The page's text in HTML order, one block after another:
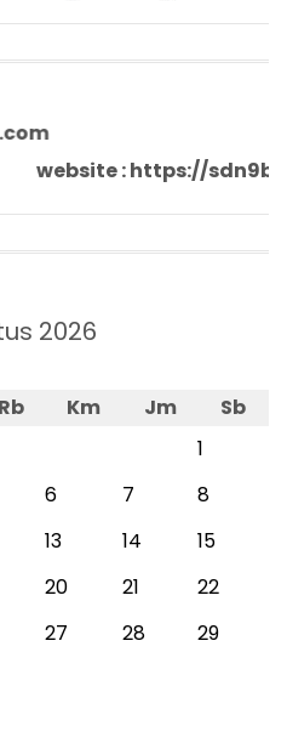
website : https://
2026
Rb Km Jm
Sb
1
6 7
8
13 14
15
20 21
22
27 28
29